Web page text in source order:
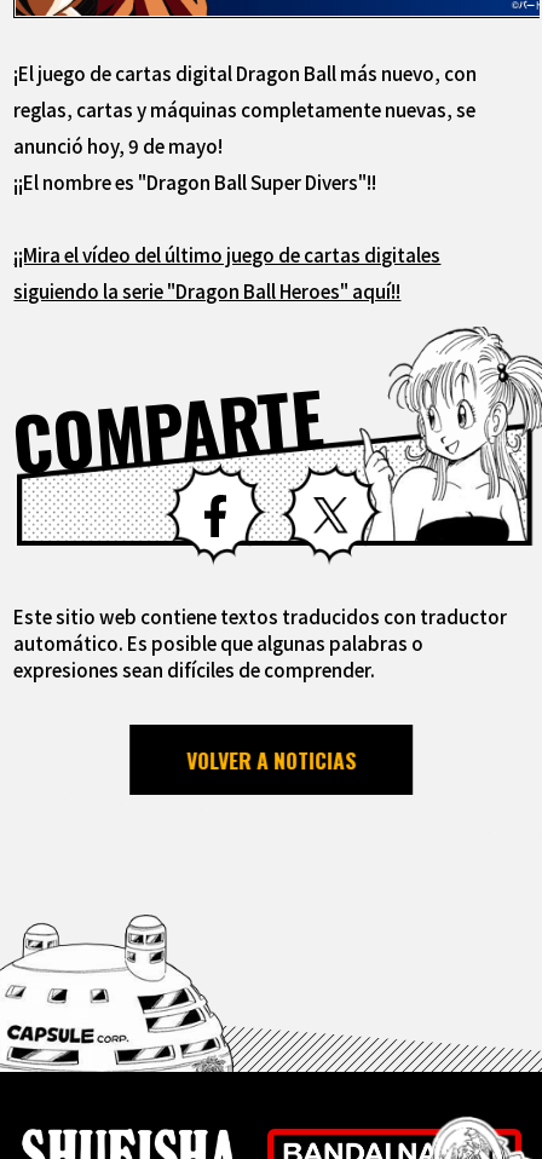
¡El juego de cartas digital Dragon Ball más nuevo, con
reglas, cartas y máquinas completamente nuevas, se
anunció hoy, 9 de mayo!
¡¡El nombre es "Dragon Ball Super Divers"!!
¡¡Mira el vídeo del último juego de cartas digitales
siguiendo la serie "Dragon Ball Heroes" aquí!!
COMPARTE
Facebook X
Este sitio web contiene textos traducidos con traductor
automático. Es posible que algunas palabras o
expresiones sean difíciles de comprender.
VOLVER A NOTICIAS